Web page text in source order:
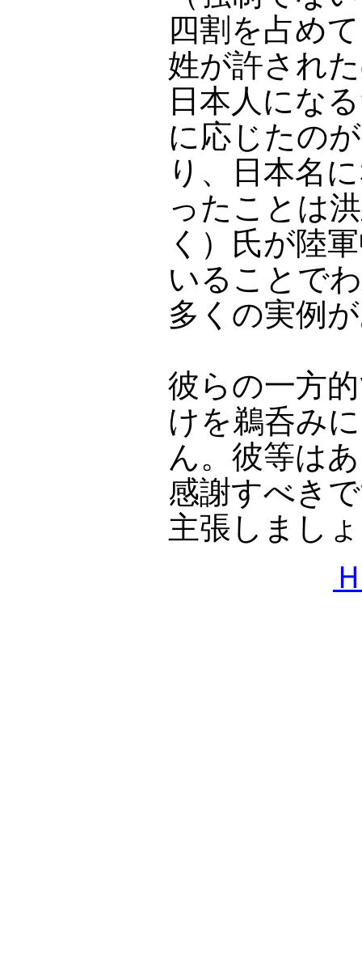
四割を占め
姓が許され
日本人にな
に応じたの
り、日本名
ったことは
く）氏が陸
いることで
多くの実例
彼らの一方
けを鵜呑み
ん。彼等は
感謝すべき
主張しまし